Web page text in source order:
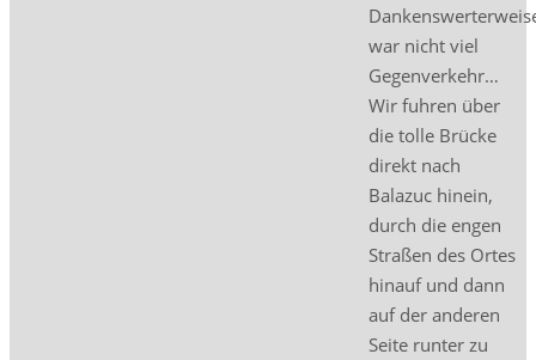
war nicht viel
Gegenverkehr…
Wir fuhren über
die tolle Brücke
direkt nach
Balazuc hinein,
durch die engen
Straßen des Ortes
hinauf und dann
auf der anderen
Seite runter zu